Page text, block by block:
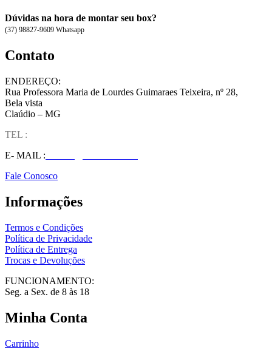
Dúvidas na hora de montar seu box?
(37) 98827-9609 Whatsapp
Contato
ENDEREÇO:
Rua Professora Maria de Lourdes Guimaraes Teixeira, nº 28,
Bela vista
Claúdio – MG
TEL :
E- MAIL :
Fale Conosco
Informações
Termos e Condições
Política de Privacidade
Política de Entrega
Trocas e Devoluções
FUNCIONAMENTO:
Seg. a Sex. de 8 às 18
Minha Conta
Carrinho